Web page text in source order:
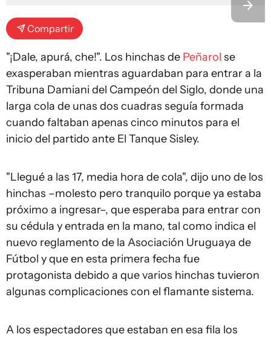
Compartir
"¡Dale, apurá, che!". Los hinchas de Peñarol se
exasperaban mientras aguardaban para entrar a la
Tribuna Damiani del Campeón del Siglo, donde una
larga cola de unas dos cuadras seguía formada
cuando faltaban apenas cinco minutos para el
inicio del partido ante El Tanque Sisley.
"Llegué a las 17, media hora de cola", dijo uno de los
hinchas –molesto pero tranquilo porque ya estaba
próximo a ingresar–, que esperaba para entrar con
su cédula y entrada en la mano, tal como indica el
nuevo reglamento de la Asociación Uruguaya de
Fútbol y que en esta primera fecha fue
protagonista debido a que varios hinchas tuvieron
algunas complicaciones con el flamante sistema.
A los espectadores que estaban en esa fila los